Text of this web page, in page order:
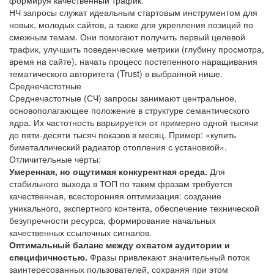
НЧ запросы служат идеальным стартовым инструментом для
новых, молодых сайтов, а также для укрепления позиций по
смежным темам. Они помогают получить первый целевой
трафик, улучшить поведенческие метрики (глубину просмотра,
время на сайте), начать процесс постепенного наращивания
тематического авторитета (Trust) в выбранной нише.
Среднечастотные
Среднечастотные (СЧ) запросы занимают центральное,
основополагающее положение в структуре семантического
ядра. Их частотность варьируется от примерно одной тысячи
до пяти-десяти тысяч показов в месяц. Пример: «купить
биметаллический радиатор отопления с установкой».
Отличительные черты:
Умеренная, но ощутимая конкурентная среда. Для
стабильного выхода в ТОП по таким фразам требуется
качественная, всесторонняя оптимизация: создание
уникального, экспертного контента, обеспечение технической
безупречности ресурса, формирование начальных
качественных ссылочных сигналов.
Оптимальный баланс между охватом аудитории и
специфичностью. Фразы привлекают значительный поток
заинтересованных пользователей, сохраняя при этом